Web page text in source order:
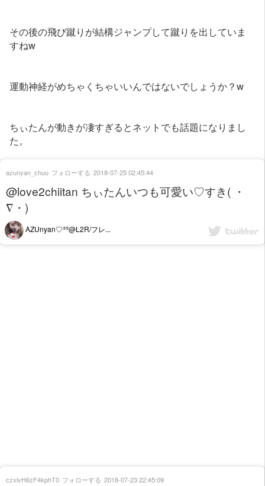
その後の飛び蹴りが結構ジャンプして蹴りを出していま
すねw
運動神経がめちゃくちゃいいんではないでしょうか？w
ちぃたんが動きが凄すぎるとネットでも話題になりまし
た。
@love2chiitan ちぃたんいつも可愛い♡すき( ・
∇・)
AZUnyan♡ʾʾ@L2R/フレ...
azunyan_chuu フォローする 2018-07-25 02:45:44
czxlvH6zF4kphT0 フォローする 2018-07-23 22:45:09